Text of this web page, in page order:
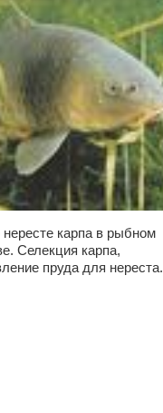
карпа в рыбном
Селекция карпа,
пруда для нереста.